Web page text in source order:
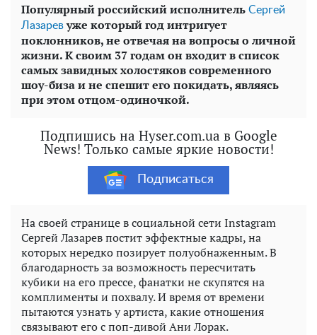
Популярный российский исполнитель Сергей
Лазаревуже который год интригует
поклонников, не отвечая на вопросы о личной
жизни. К своим 37 годам он входит в список
самых завидных холостяков современного
шоу-биза и не спешит его покидать, являясь
при этом отцом-одиночкой.
Подпишись на Hyser.com.ua в Google
News! Только самые яркие новости!
Подписаться
На своей странице в социальной сети Instagram
Сергей Лазарев постит эффектные кадры, на
которых нередко позирует полуобнаженным. В
благодарность за возможность пересчитать
кубики на его прессе, фанатки не скупятся на
комплименты и похвалу. И время от времени
пытаются узнать у артиста, какие отношения
связывают его с поп-дивой Ани Лорак.